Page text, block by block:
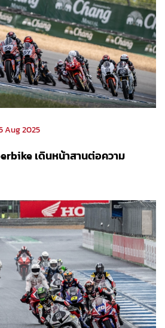
Aug 2025
เดินหน้าสานต่อความ